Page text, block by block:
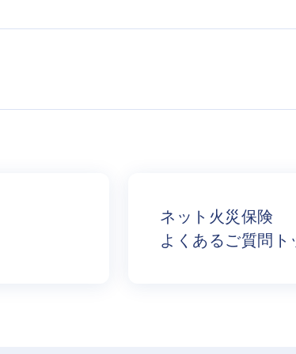
ネット火災保険
よくあるご質問ト